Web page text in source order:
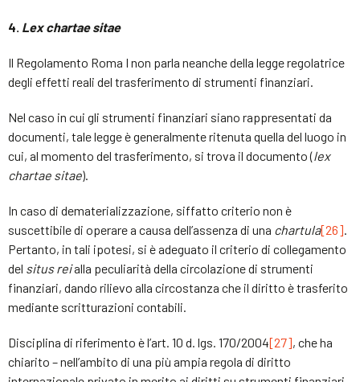
4. Lex chartae sitae
Il Regolamento Roma I non parla neanche della legge regolatrice
degli effetti reali del trasferimento di strumenti finanziari.
Nel caso in cui gli strumenti finanziari siano rappresentati da
documenti, tale legge è generalmente ritenuta quella del luogo in
cui, al momento del trasferimento, si trova il documento (lex
chartae sitae).
In caso di dematerializzazione, siffatto criterio non è
suscettibile di operare a causa dell’assenza di una chartula[26]
Pertanto, in tali ipotesi, si è adeguato il criterio di collegamento
del situs reialla peculiarità della circolazione di strumenti
finanziari, dando rilievo alla circostanza che il diritto è trasferito
mediante scritturazioni contabili.
Disciplina di riferimento è l’art. 10 d. lgs. 170/2004[27], che ha
chiarito – nell’ambito di una più ampia regola di diritto